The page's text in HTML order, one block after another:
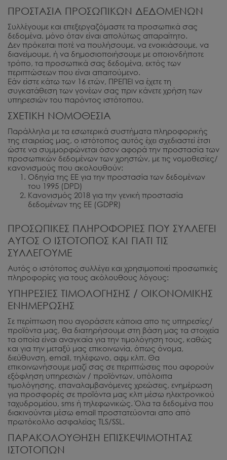
ΠΡΟΣΤΑΣΙΑ ΠΡΟΣΩΠΙΚΩΝ ΔΕΔΟΜΕΝΩΝ
Συλλέγουμε και επεξεργαζόμαστε τα προσωπικά σας
δεδομένα, μόνο όταν είναι απολύτως απαραίτητο.
Δεν πρόκειται ποτέ να πουλήσουμε, να ενοικιάσουμε, να
διανείμουμε, ή να δημοσιοποιήσουμε με οποιονδήποτε
τρόπο, τα προσωπικά σας δεδομένα, εκτός των
περιπτώσεων που είναι απαιτούμενο.
Εάν είστε κάτω των 16 ετών, ΠΡΕΠΕΙ να έχετε τη
συγκατάθεση των γονέων σας πριν κάνετε χρήση των
υπηρεσιών του παρόντος ιστότοπου.
ΣΧΕΤΙΚΗ ΝΟΜΟΘΕΣΙΑ
Παράλληλα με τα εσωτερικά συστήματα πληροφορικής
της εταιρείας μας, ο ιστότοπος αυτός έχει σχεδιαστεί έτσι
ώστε να συμμορφώνεται όσον αφορά την προστασία των
προσωπικών δεδομένων των χρηστών, με τις νομοθεσίες/
κανονισμούς που ακολουθούν:
Οδηγία της ΕΕ για την προστασία των δεδομένων
του 1995 (DPD)
Κανονισμός 2018 για την γενική προστασία
δεδομένων της ΕΕ (GDPR)
ΠΡΟΣΩΠΙΚΕΣ ΠΛΗΡΟΦΟΡΙΕΣ ΠΟΥ ΣΥΛΛΕΓΕΙ
ΑΥΤΟΣ Ο ΙΣΤΟΤΟΠΟΣ ΚΑΙ ΓΙΑΤΙ ΤΙΣ
ΣΥΛΛΕΓΟΥΜΕ
Αυτός ο ιστότοπος συλλέγει και χρησιμοποιεί προσωπικές
πληροφορίες για τους ακόλουθους λόγους:
ΥΠΗΡΕΣΙΕΣ ΤΙΜΟΛΟΓΗΣΗΣ / ΟΙΚΟΝΟΜΙΚΗΣ
ΕΝΗΜΕΡΩΣΗΣ
Σε περίπτωση που αγοράσετε κάποια απο τις υπηρεσίες/
προϊόντα μας, θα διατηρήσουμε στη βάση μας τα στοιχεία
τα οποία είναι αναγκαία για την τιμολόγηση τους, καθώς
και για την μεταξύ μας επικοινωνία, όπως όνομα,
διεύθυνση, email, τηλέφωνο, αφμ κλπ. Θα
επικοινωνήσουμε μαζί σας σε περιπτώσεις που αφορούν
εξόφληση υπηρεσιών / προϊόντων, υπόλοιπα
τιμολόγησης, επαναλαμβανόμενες χρεώσεις, ενημέρωση
για προσφορές σε προϊόντα μας κλπ μέσω ηλεκτρονικού
ταχυδρομείου, sms ή τηλεφωνικώς. Όλα τα δεδομένα που
διακινούνται μέσω email προστατεύονται απο από
πρωτόκολλο ασφαλείας TLS/SSL.
ΠΑΡΑΚΟΛΟΥΘΗΣΗ ΕΠΙΣΚΕΨΙΜΟΤΗΤΑΣ
ΙΣΤΟΤΟΠΩΝ